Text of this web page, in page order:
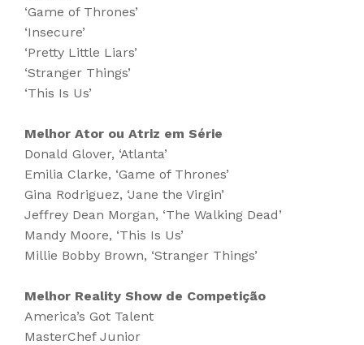
‘Game of Thrones’
‘Insecure’
‘Pretty Little Liars’
‘Stranger Things’
‘This Is Us’
Melhor Ator ou Atriz em Série
Donald Glover, ‘Atlanta’
Emilia Clarke, ‘Game of Thrones’
Gina Rodriguez, ‘Jane the Virgin’
Jeffrey Dean Morgan, ‘The Walking Dead’
Mandy Moore, ‘This Is Us’
Millie Bobby Brown, ‘Stranger Things’
Melhor Reality Show de Competição
America’s Got Talent
MasterChef Junior